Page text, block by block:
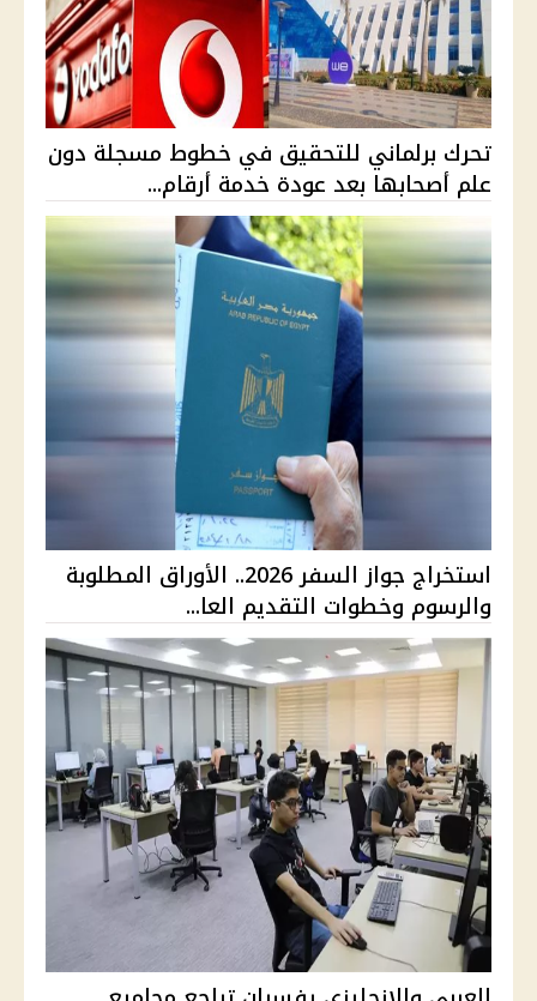
تحرك برلماني للتحقيق في خطوط مسجلة دون
علم أصحابها بعد عودة خدمة أرقام...
استخراج جواز السفر 2026.. الأوراق المطلوبة
والرسوم وخطوات التقديم العا...